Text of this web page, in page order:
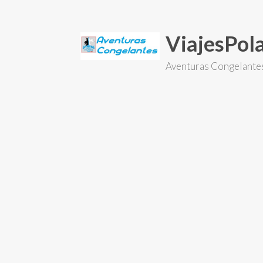
Aventuras